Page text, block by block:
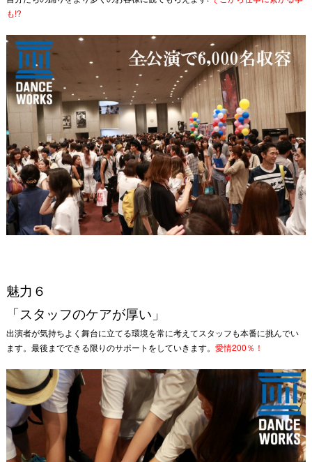
も!?
魅力６
「スタッフのケアが厚い」
出演者が気持ちよく舞台に立てる環境を常に考えてスタッフも本番に挑んでい
ます。最後までできる限りのサポートをしていきます。 愛情200％ ！